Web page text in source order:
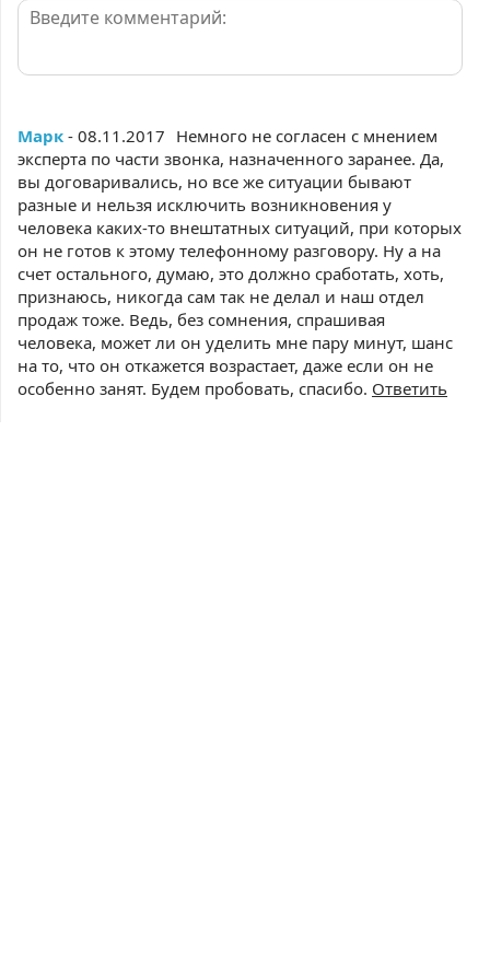
Марк - 08.11.2017 Немного не согласен с мнением
эксперта по части звонка, назначенного заранее. Да,
вы договаривались, но все же ситуации бывают
разные и нельзя исключить возникновения у
человека каких-то внештатных ситуаций, при которых
он не готов к этому телефонному разговору. Ну а на
счет остального, думаю, это должно сработать, хоть,
признаюсь, никогда сам так не делал и наш отдел
продаж тоже. Ведь, без сомнения, спрашивая
человека, может ли он уделить мне пару минут, шанс
на то, что он откажется возрастает, даже если он не
особенно занят. Будем пробовать, спасибо. Ответить